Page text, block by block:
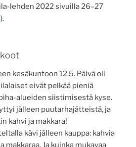
lehden 2022 sivuilla 26–27
).
kesäkuntoon 12.5. Päivä oli
eivät pelkää pieniä
alueiden siistimisestä kyse.
jälleen puutarhajätteistä, ja
kahvi ja makkara!
kävi jälleen kauppa: kahvia
makkaraa. Ja kuinka mukavaa